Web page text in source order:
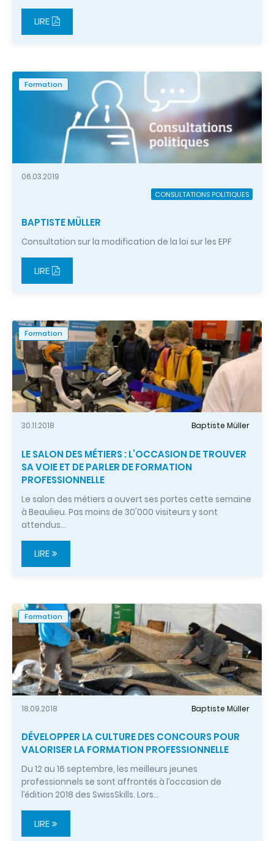
LIRE
Formation
06.03.2019
CONSULTATIONS POLITIQUES
BAPTISTE MÜLLER
Consultation sur la modification de la loi sur les EPF
LIRE
Formation
30.11.2018 Baptiste Müller
LE SALON DES MÉTIERS : L’OCCASION DE TROUVER
SA VOIE ET DE PARLER DE FORMATION
PROFESSIONNELLE
Le salon des métiers a ouvert ses portes cette semaine
à Beaulieu. Pas moins de 30'000 visiteurs y sont
attendus…
LIRE
Formation
18.09.2018 Baptiste Müller
DÉVELOPPER LA CULTURE DES CONCOURS POUR
VALORISER LA FORMATION PROFESSIONNELLE
Du 12 au 16 septembre, les meilleurs jeunes
professionnels se sont affrontés à l’occasion de
l’édition 2018 des SwissSkills. Lors…
LIRE